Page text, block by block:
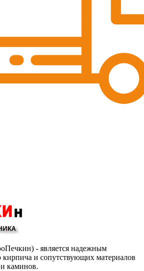
- является надежным
и сопутствующих материалов
и каминов.